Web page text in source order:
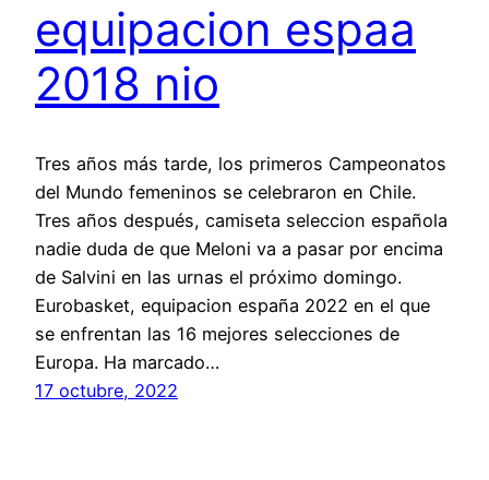
equipacion espaa
2018 nio
Tres años más tarde, los primeros Campeonatos
del Mundo femeninos se celebraron en Chile.
Tres años después, camiseta seleccion española
nadie duda de que Meloni va a pasar por encima
de Salvini en las urnas el próximo domingo.
Eurobasket, equipacion españa 2022 en el que
se enfrentan las 16 mejores selecciones de
Europa. Ha marcado…
17 octubre, 2022